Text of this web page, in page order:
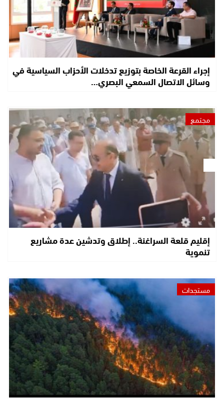
إجراء القرعة الخاصة بتوزيع تدخلات الأحزاب السياسية في
وسائل الاتصال السمعي البصري…
مجتمع
إقليم قلعة السراغنة.. إطلاق وتدشين عدة مشاريع
تنموية
مستجدات